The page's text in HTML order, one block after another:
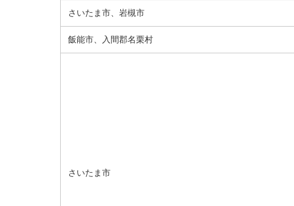
さいたま市、岩槻市
飯能市、入間郡名栗村
さいたま市